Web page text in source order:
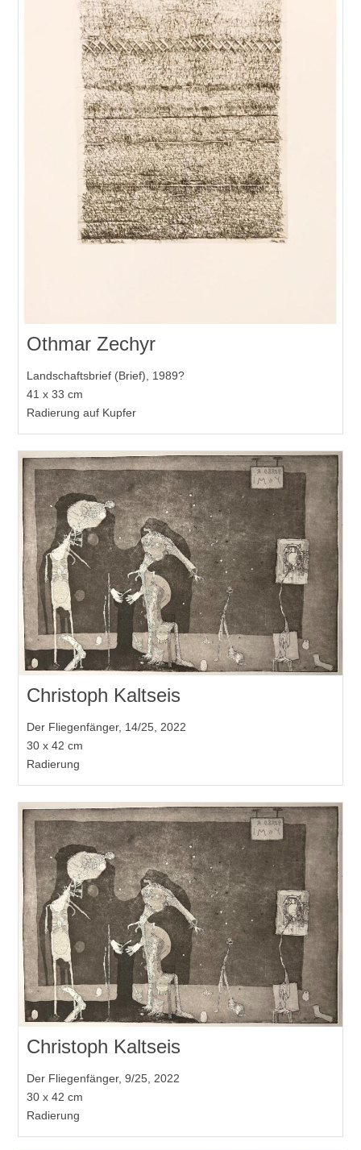
Othmar Zechyr
Landschaftsbrief (Brief), 1989?
41 x 33 cm
Radierung auf Kupfer
Christoph Kaltseis
Der Fliegenfänger, 14/25, 2022
30 x 42 cm
Radierung
Christoph Kaltseis
Der Fliegenfänger, 9/25, 2022
30 x 42 cm
Radierung